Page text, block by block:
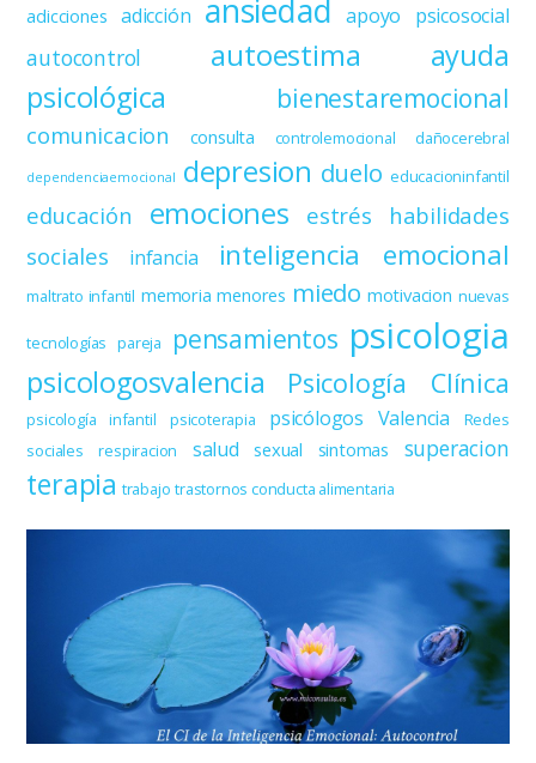
adicciones adicción ansiedad apoyo psicosocial
autocontrol autoestima
ayuda
psicológica
bienestaremocional
comunicacion consulta controlemocional dañocerebral
dependenciaemocional depresion duelo educacioninfantil
educación emociones estrés
habilidades
sociales
infancia inteligencia emocional
maltrato infantil memoria menores miedo motivacion nuevas
tecnologías pareja pensamientos psicologia
psicologosvalencia Psicología Clínica
psicología infantil psicoterapia psicólogos Valencia
Redes
sociales
respiracion salud sexual sintomas superacion
terapia trabajo trastornos conducta alimentaria